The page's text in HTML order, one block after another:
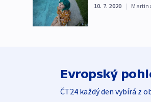
10. 7. 2020 |
Evropský
ČT24 každý den vybírá z